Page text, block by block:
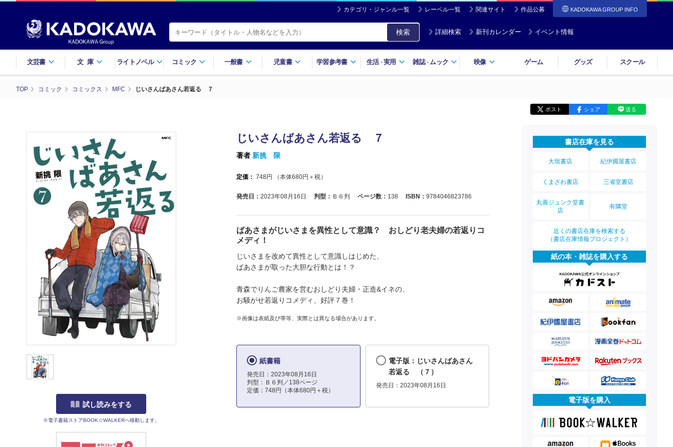
カテゴリ・ジャンル一覧 レーベル一覧 関連サイト 作品公募 KADOKAWA GROUP INFO
検索 詳細検索 新刊カレンダー イベント情報
文芸書 文庫 ライトノベル コミック 一般書 児童書 学習参考書 生活・実用 雑誌・ ムック 映像 ゲーム グッズ スクール
TOP コミック コミックス MFC じいさんばあさん若返る ７
ポスト シェア 送る
試し読みをする
※電子書籍ストアBOOK☆WALKERへ移動します。
じいさんばあさん若返る ７
著者 新挑 限
定価： 748円 （本体680円＋税）
発売日： 2023年08月16日 判型： Ｂ６判 ページ数： 138 ISBN： 9784046823786
ばあさまがじいさまを異性として意識？ おしどり老夫婦の若返りコ
メディ！
じいさまを改めて異性として意識しはじめた、
ばあさまが取った大胆な行動とは！？
青森でりんご農家を営むおしどり夫婦・正造&イネの、
お騒がせ若返りコメディ、好評７巻！
※画像は表紙及び帯等、実際とは異なる場合があります。
紙書籍
発売日：2023年08月16日
判型：Ｂ６判／138ページ
定価：748円（本体680円＋税）
電子版：じいさんばあさん
若返る （７）
発売日：2023年08月16日
書店在庫を見る
大垣書店 紀伊國屋書店
くまざわ書店 三省堂書店
丸善ジュンク堂書
店
有隣堂
近くの書店在庫を検索する
（書店在庫情報プロジェクト）
紙の本・雑誌を購入する
電子版を購入